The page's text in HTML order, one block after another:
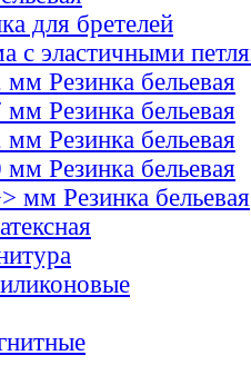
для бретелей
с эластичными
Резинка бельевая
мм Резинка бельевая
мм Резинка бельевая
Резинка бельевая
мм Резинка бельевая